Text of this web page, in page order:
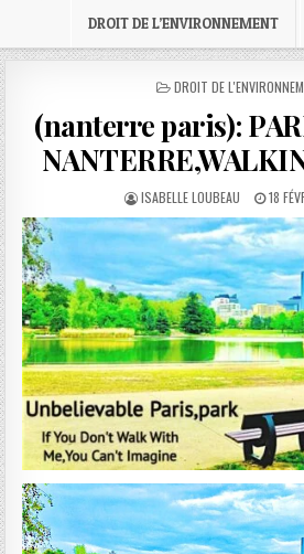
DROIT DE L’ENVIRONNEMENT
POSTED
DROIT DE
(nanterre paris):
AUTHOR:
ISABELLE LOUBEAU
DATE:
18